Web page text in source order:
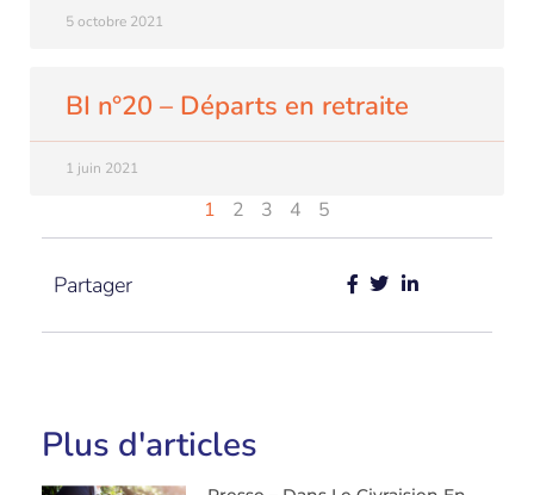
5 octobre 2021
BI n°20 – Départs en retraite
1 juin 2021
1 2 3 4 5
Partager
Plus d'articles